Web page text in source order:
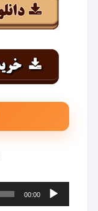
پخش‌کننده
صوت
00:00